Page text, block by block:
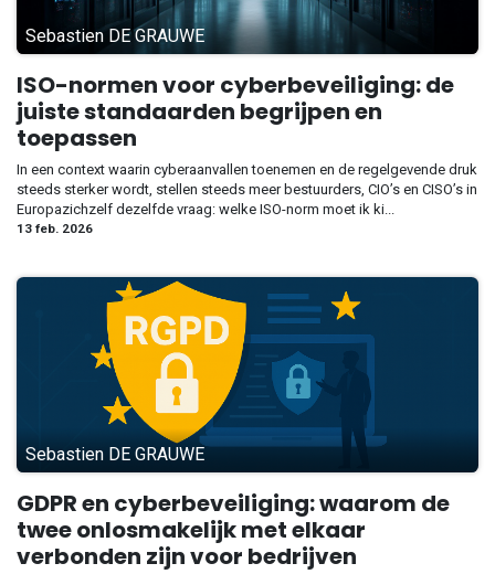
Sebastien DE GRAUWE
ISO-normen voor cyberbeveiliging: de
juiste standaarden begrijpen en
toepassen
In een context waarin cyberaanvallen toenemen en de regelgevende druk
steeds sterker wordt, stellen steeds meer bestuurders, CIO’s en CISO’s in
Europazichzelf dezelfde vraag: welke ISO-norm moet ik ki...
13 feb. 2026
Sebastien DE GRAUWE
GDPR en cyberbeveiliging: waarom de
twee onlosmakelijk met elkaar
verbonden zijn voor bedrijven